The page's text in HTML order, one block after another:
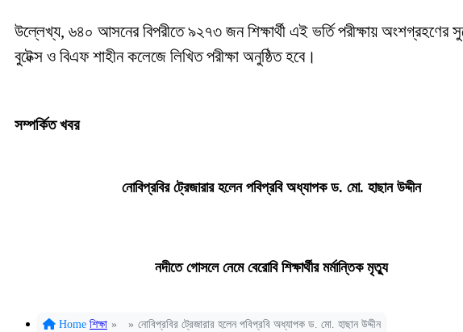
উল্লেখ্য, ৬৪০ আসনের বিপরীতে ৯২৭৩ জন শিক্ষার্থী এই ভর্তি পরীক্ষায় অংশগ্রহণের
বুটেক্স ও বিএফ শাহীন কলেজে লিখিত পরীক্ষা অনুষ্ঠিত হবে।
সম্পর্কিত খবর
নোবিপ্রবির ট্রেজারার হলেন পবিপ্রবি অধ্যাপক ড. মো. হাছান উদ্দীন
নদীতে গোসলে নেমে বেরোবি শিক্ষার্থীর মর্মান্তিক মৃত্যু
Home শিক্ষা » » নোবিপ্রবির ট্রেজারার হলেন পবিপ্রবি অধ্যাপক ড. মো. হাছান উদ্দীন